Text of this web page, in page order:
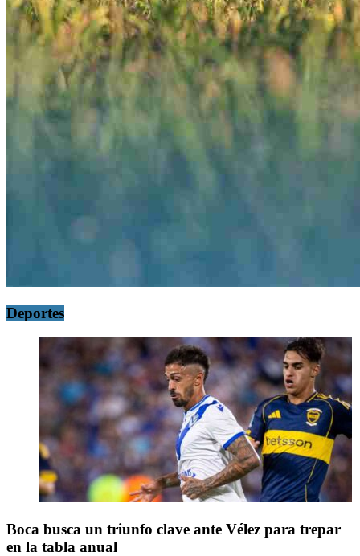
Deportes
Boca busca un triunfo clave ante Vélez para trepar
en la tabla anual